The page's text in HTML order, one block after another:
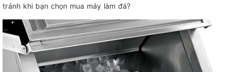
tránh khi bạn chọn mua máy làm đá?